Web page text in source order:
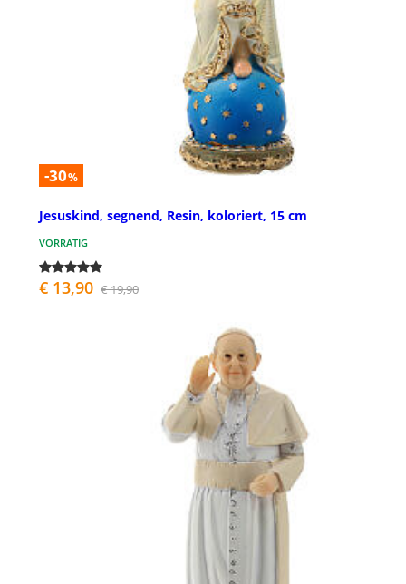
-30%
Jesuskind, segnend, Resin, koloriert, 15 cm
VORRÄTIG
€ 13,90 € 19,90